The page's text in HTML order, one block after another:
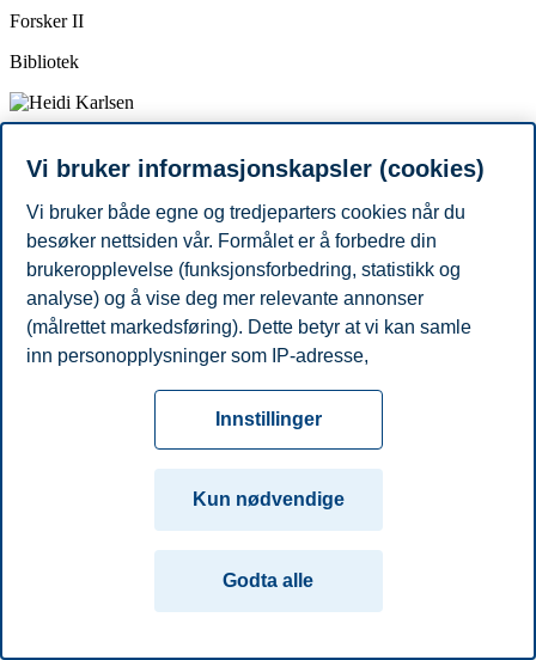
Forsker II
Bibliotek
E-post heidi.karlsen@bi.no
Personvern Cookies TilgjengelighetserklæringDisclaimer
fraBeredskapKontakt oss
Campus:
OsloBergen TrondheimStavanger
© 2026 Handelshøyskolen BI
Vi bruker informasjonskapsler (cookies)
Vi bruker både egne og tredjeparters cookies når du
besøker nettsiden vår. Formålet er å forbedre din
brukeropplevelse (funksjonsforbedring, statistikk og
analyse) og å vise deg mer relevante annonser
(målrettet markedsføring). Dette betyr at vi kan samle
inn personopplysninger som IP-adresse,
cookies som er nødvendige for at nettsiden skal
fungere, kan du enten godta alle eller tilpasse ditt
samtykke ved å endre innstillinger.
Les mer om våre informasjonskapsler, hvilke
opplysninger vi samler inn og formålene i innstillinger
for informasjonskapsler. Du kan når som helst endre
eller trekke tilbake ditt samtykke i innstillingene ved å
Innstillinger
Kun nødvendige
Godta alle